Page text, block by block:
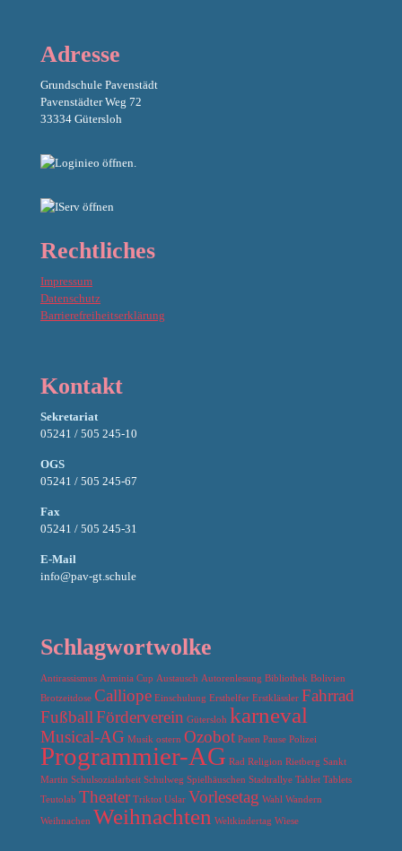
Adresse
Grundschule Pavenstädt
Pavenstädter Weg 72
33334 Gütersloh
Rechtliches
Impressum
Datenschutz
Barrierefreiheitserklärung
Kontakt
Sekretariat
05241 / 505 245-10
OGS
05241 / 505 245-67
Fax
05241 / 505 245-31
E-Mail
info@pav-gt.schule
Schlagwortwolke
Antirassismus Arminia Cup Austausch Autorenlesung Bibliothek Bolivien
Brotzeitdose Calliope Einschulung Ersthelfer Erstklässler Fahrrad
FußballFörderverein Gütersloh karneval
Musical-AG Musik ostern Ozobot Paten Pause Polizei
Programmier-AG Rad Religion Rietberg Sankt
Martin Schulsozialarbeit Schulweg Spielhäuschen Stadtrallye Tablet Tablets
Teutolab Theater Triktot Uslar Vorlesetag Wahl Wandern
Weihnachen Weihnachten Weltkindertag Wiese